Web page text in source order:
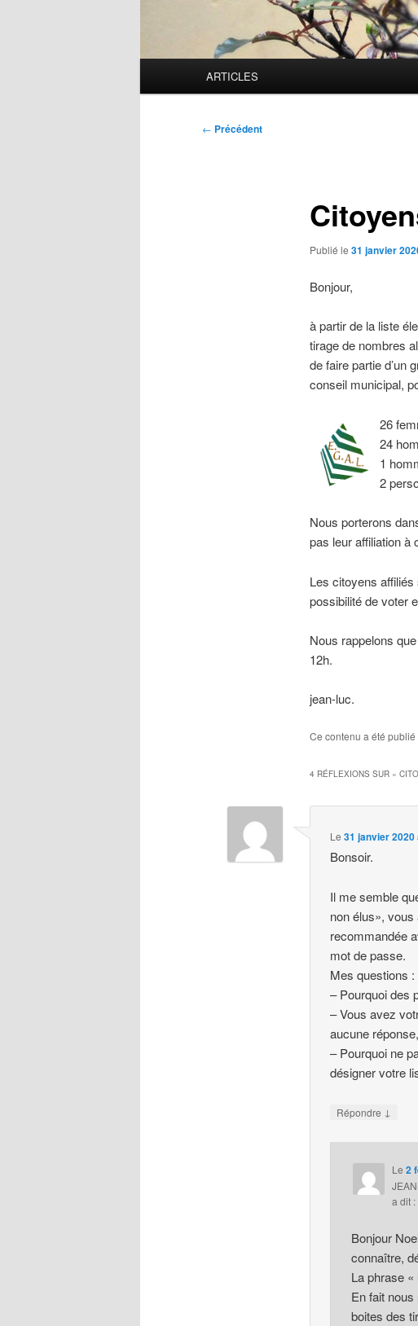
ARTICLES
Navigation
← Précédent
Publié le 31 janvier
Bonjour,
à partir de la liste
tirage de nombres
de faire partie d’un
conseil municipal,
26
24
1
2
Nous porterons
pas leur affiliation à
Les citoyens
possibilité de voter
Nous rappelons
12h.
jean-luc.
Ce contenu a été
4 RÉFLEXIONS SUR «
Le31 janvier 2020
Bonsoir.
Il me semble
non élus»,
recommandée
mot de passe.
Mes questions :
– Pourquoi des
– Vous avez
aucune
– Pourquoi ne
désigner votre
Répondre ↓
Le 2
a dit :
Bonjour
connaître,
La phrase
En fait
boites des